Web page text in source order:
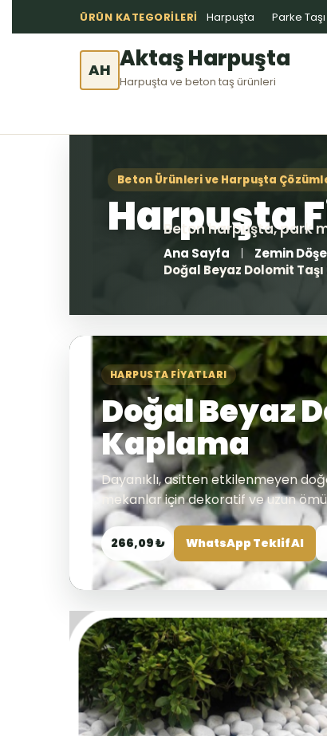
ÜRÜN KATEGORILERI Harpuşta Parke Taşı
AH Aktaş Harpuşta
Harpuşta ve beton taş ürünleri
Ana Sayfa Zemin
Doğal Beyaz Dolomit
HARPUSTA FIYATLARI
Doğal Beyaz
Kaplama
Dayanıklı, asitten etkilenmeyen
mekanlar için dekoratif ve uzun
266,09 ₺ WhatsApp Teklif Al